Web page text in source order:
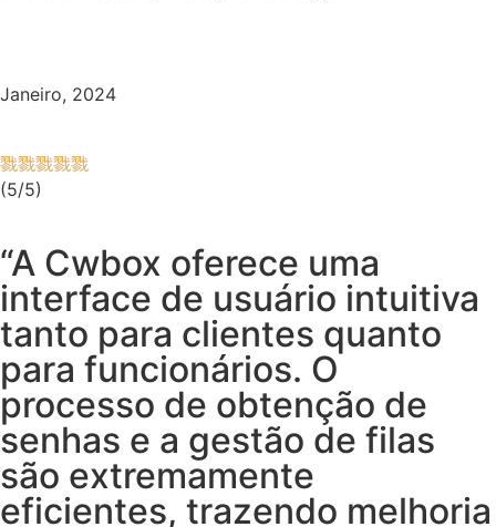
Janeiro, 2024
(5/5)
“A Cwbox oferece uma
interface de usuário intuitiva
tanto para clientes quanto
para funcionários. O
processo de obtenção de
senhas e a gestão de filas
são extremamente
eficientes, trazendo melhoria